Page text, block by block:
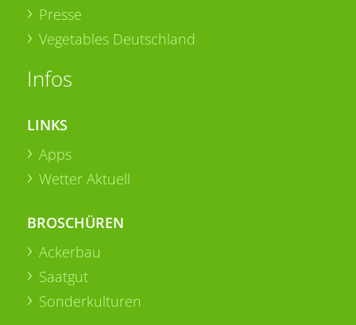
Presse
Vegetables Deutschland
Infos
LINKS
Apps
Wetter Aktuell
BROSCHÜREN
Ackerbau
Saatgut
Sonderkulturen